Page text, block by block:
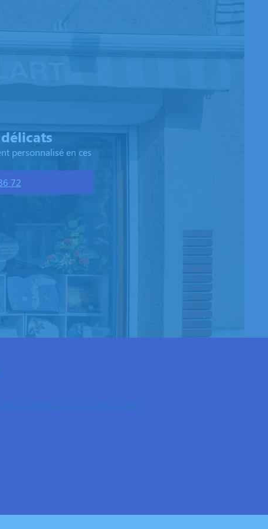
personnalisé en ces
72
qualité aux prix les plus justes.